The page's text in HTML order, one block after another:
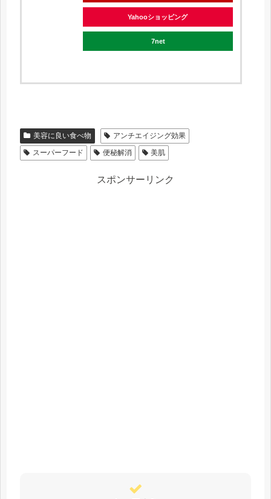
Yahooショッピング
7net
美容に良い食べ物
アンチエイジング効果
スーパーフード
便秘解消 美肌
スポンサーリンク